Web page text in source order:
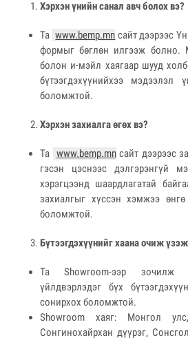
Хэрхэн үнийн санал авч болох вэ?
Та www.bemp.mn сайт дээрээс
формыг бөглөн илгээж болно.
болон и-мэйл хаягаар шууд
бүтээгдэхүүнийхээ мэдээлэл
боломжтой.
Хэрхэн захиалга өгөх вэ?
Та www.bemp.mnсайт дээрээс
гэсэн цэснээс дэлгэрэнгүй
хэрэгцээнд шаардлагатай
захиалгыг хүссэн хэмжээ өнгө
боломжтой.
Бүтээгдэхүүнийг хаана очиж
Та Showroom-ээр зочилж
үйлдвэрлэдэг бүх
сонирхох боломжтой.
Showroom хаяг: Монгол
Сонгинохайрхан дүүрэг,